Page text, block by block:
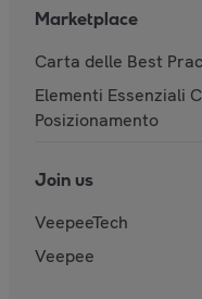
Marketplace
Carta delle Best
Elementi Essenziali
Posizionamento
Join us
VeepeeTech
Veepee